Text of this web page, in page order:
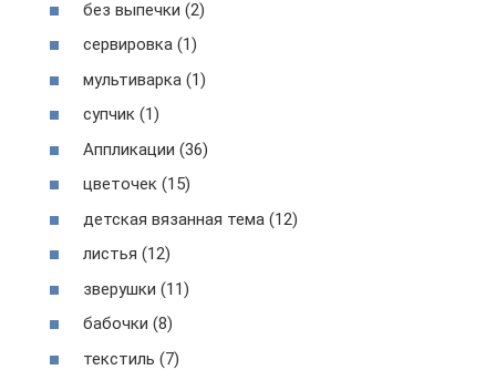
без выпечки (2)
сервировка (1)
мультиварка (1)
супчик (1)
Аппликации (36)
цветочек (15)
детская вязанная тема (12)
листья (12)
зверушки (11)
бабочки (8)
текстиль (7)